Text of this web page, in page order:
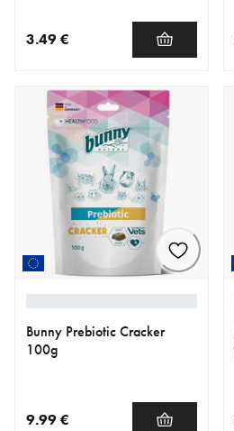
3.49 €
Bunny Prebiotic Cracker
100g
9.99 €